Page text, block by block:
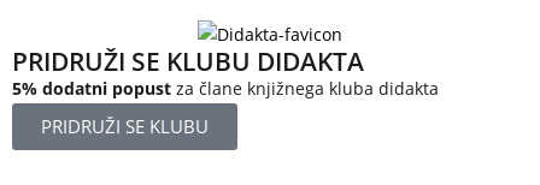
PRIDRUŽI SE KLUBU DIDAKTA
5% dodatni popust za člane knjižnega kluba didakta
PRIDRUŽI SE KLUBU